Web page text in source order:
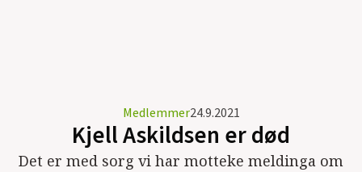
Medlemmer24.9.2021
Kjell Askildsen er død
Det er med sorg vi har motteke meldinga om